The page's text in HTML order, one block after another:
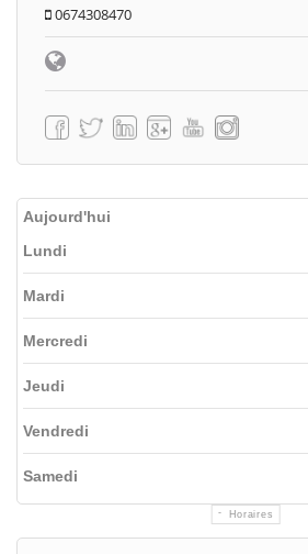
0674308470
Aujourd'hui
Horaires
Lundi
Mardi
Mercredi
Jeudi
Vendredi
Samedi